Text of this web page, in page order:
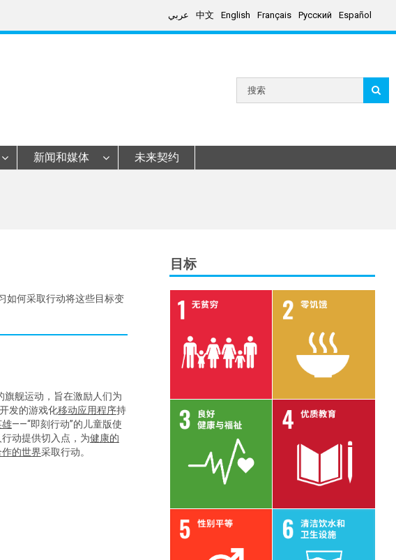
عربي 中文 English Français Русский Español
Search
for:
新闻和媒体 未来契约
何采取行动将这些目标变
舰运动，旨在激励人们为
发的游戏化移动应用程序持
雄——“即刻行动”的儿童版使
动提供切入点，为健康的
作的世界采取行动。
目标
目标 1 目标 2
目标 3